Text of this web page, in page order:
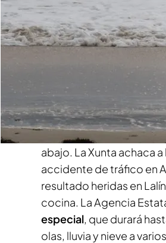
Compartir
Este lunes es el día más
fuerte temporal de
todo el país. En Galicia,
registrado rachas de
dejado tejados
abajo. La Xunta achaca
accidente de tráfico en
resultado heridas en
cocina. La Agencia
especial, que durará
olas, lluvia y nieve a